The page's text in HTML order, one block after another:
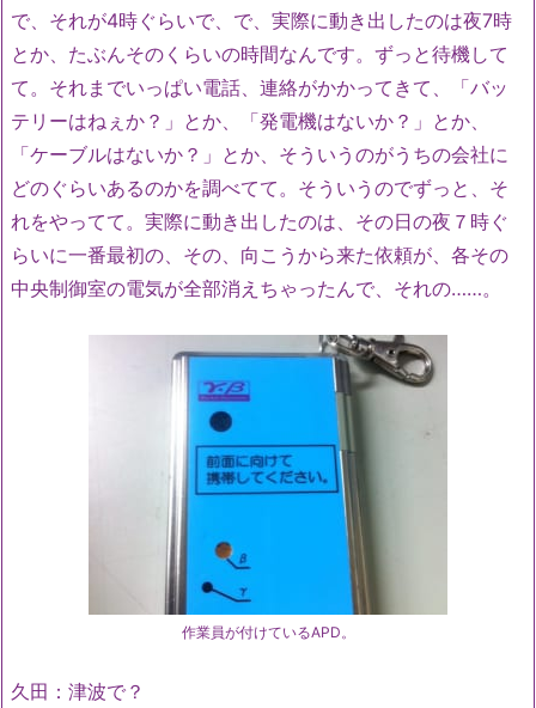
で、それが4時ぐらいで、で、実際に動き出したのは夜7時
とか、たぶんそのくらいの時間なんです。ずっと待機して
て。それまでいっぱい電話、連絡がかかってきて、「バッ
テリーはねぇか？」とか、「発電機はないか？」とか、
「ケーブルはないか？」とか、そういうのがうちの会社に
どのぐらいあるのかを調べてて。そういうのでずっと、そ
れをやってて。実際に動き出したのは、その日の夜７時ぐ
らいに一番最初の、その、向こうから来た依頼が、各その
中央制御室の電気が全部消えちゃったんで、それの……。
作業員が付けているAPD。
久田：津波で？